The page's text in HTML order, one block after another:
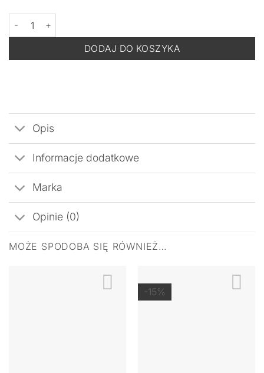
ilość BACK TO COMFORT RESVERAVIT-C Regenerujący krem
DODAJ DO KOSZYKA
Opis
Informacje dodatkowe
Marka
Opinie (0)
MOŻE SPODOBA SIĘ RÓWNIEŻ…
-15%